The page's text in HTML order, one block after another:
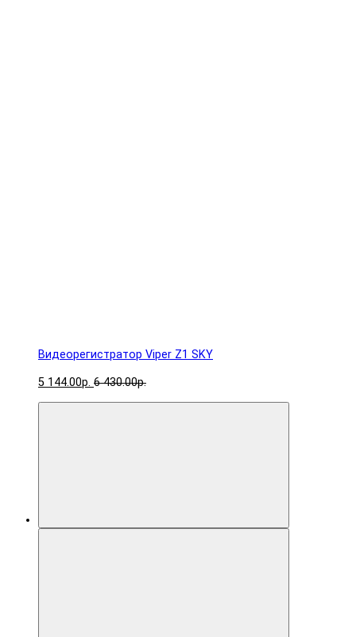
Видеорегистратор Viper Z1 SKY
5 144.00р. 6 430.00р.